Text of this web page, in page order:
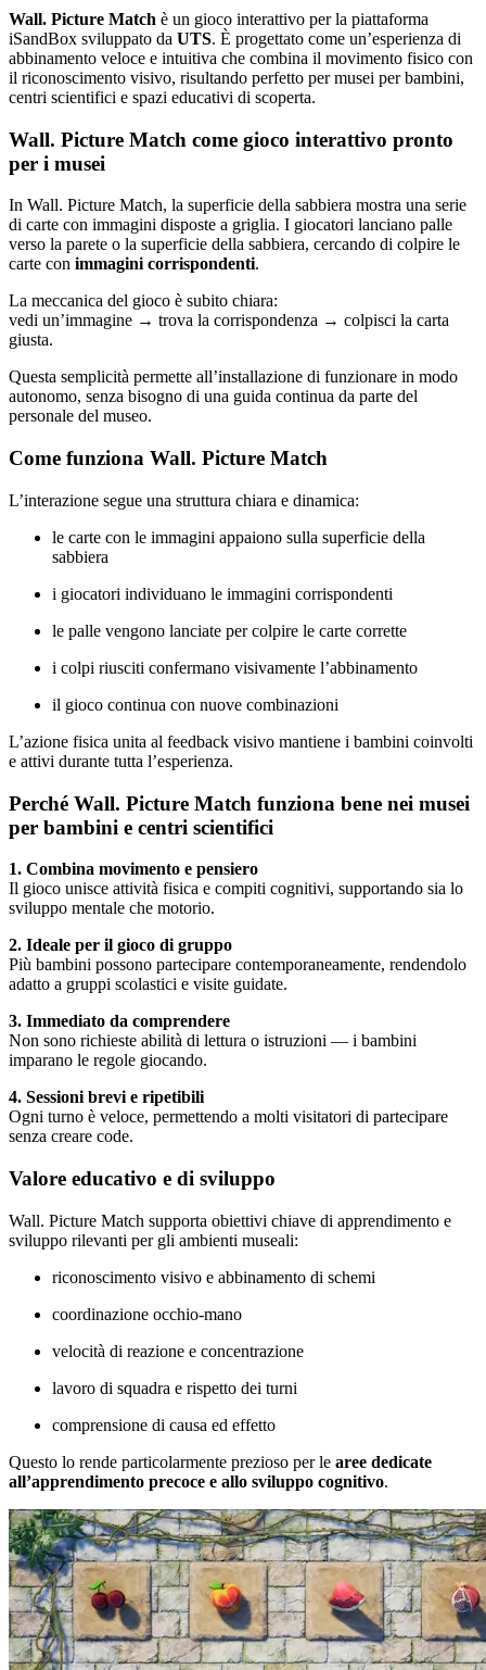
Wall. Picture Match è un gioco interattivo per la piattaforma
iSandBox sviluppato da UTS. È progettato come un’esperienza di
abbinamento veloce e intuitiva che combina il movimento fisico con
il riconoscimento visivo, risultando perfetto per musei per bambini,
centri scientifici e spazi educativi di scoperta.
Wall. Picture Match come gioco interattivo pronto
per i musei
In Wall. Picture Match, la superficie della sabbiera mostra una serie
di carte con immagini disposte a griglia. I giocatori lanciano palle
verso la parete o la superficie della sabbiera, cercando di colpire le
carte con immagini corrispondenti.
La meccanica del gioco è subito chiara:
vedi un’immagine → trova la corrispondenza → colpisci la carta
giusta.
Questa semplicità permette all’installazione di funzionare in modo
autonomo, senza bisogno di una guida continua da parte del
personale del museo.
Come funziona Wall. Picture Match
L’interazione segue una struttura chiara e dinamica:
le carte con le immagini appaiono sulla superficie della
sabbiera
i giocatori individuano le immagini corrispondenti
le palle vengono lanciate per colpire le carte corrette
i colpi riusciti confermano visivamente l’abbinamento
il gioco continua con nuove combinazioni
L’azione fisica unita al feedback visivo mantiene i bambini coinvolti
e attivi durante tutta l’esperienza.
Perché Wall. Picture Match funziona bene nei musei
per bambini e centri scientifici
1. Combina movimento e pensiero
Il gioco unisce attività fisica e compiti cognitivi, supportando sia lo
sviluppo mentale che motorio.
2. Ideale per il gioco di gruppo
Più bambini possono partecipare contemporaneamente, rendendolo
adatto a gruppi scolastici e visite guidate.
3. Immediato da comprendere
Non sono richieste abilità di lettura o istruzioni — i bambini
imparano le regole giocando.
4. Sessioni brevi e ripetibili
Ogni turno è veloce, permettendo a molti visitatori di partecipare
senza creare code.
Valore educativo e di sviluppo
Wall. Picture Match supporta obiettivi chiave di apprendimento e
sviluppo rilevanti per gli ambienti museali:
riconoscimento visivo e abbinamento di schemi
coordinazione occhio-mano
velocità di reazione e concentrazione
lavoro di squadra e rispetto dei turni
comprensione di causa ed effetto
Questo lo rende particolarmente prezioso per le aree dedicate
all’apprendimento precoce e allo sviluppo cognitivo.